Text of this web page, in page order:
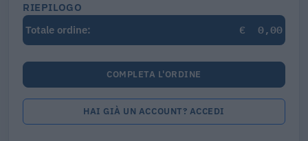
RIEPILOGO
Totale ordine:
€ 0,00
COMPLETA L'ORDINE
HAI GIÀ UN ACCOUNT? ACCEDI